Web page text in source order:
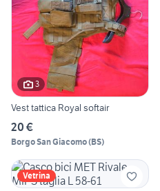
3
Vest tattica Royal softair
20 €
Borgo San Giacomo(BS)
Vetrina